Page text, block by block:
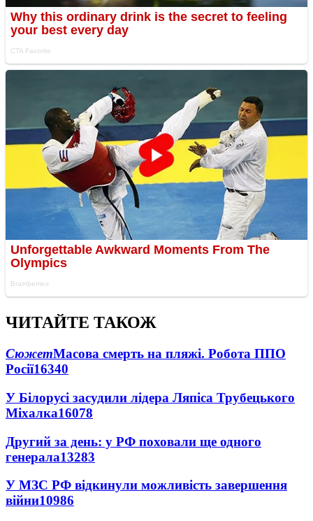
ЧИТАЙТЕ ТАКОЖ
СюжетМасова смерть на пляжі. Робота ППО
Росії16340
У Білорусі засудили лідера Ляпіса Трубецького
Міхалка16078
Другий за день: у РФ поховали ще одного
генерала13283
У МЗС РФ відкинули можливість завершення
війни10986